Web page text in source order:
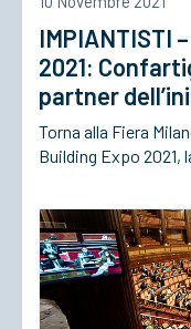
ACCEDI
IMPIANTISTI
2021:
partner
Torna alla Fiera
Building Expo 2021,